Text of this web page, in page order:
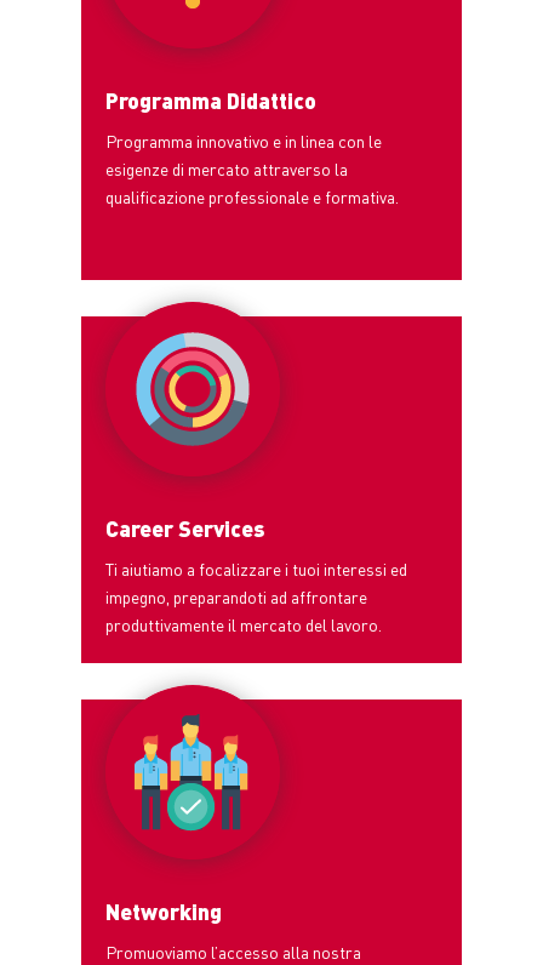
Programma Didattico
Programma innovativo e in linea con le
esigenze di mercato attraverso la
qualificazione professionale e formativa.
Career Services
Ti aiutiamo a focalizzare i tuoi interessi ed
impegno, preparandoti ad affrontare
produttivamente il mercato del lavoro.
Networking
Promuoviamo l’accesso alla nostra